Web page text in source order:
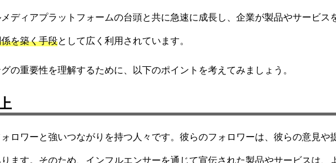
ディアプラットフォームの台頭と共に急速に成長し、企業が製品やサービス
を築く手段として広く利用されています。
の重要性を理解するために、以下のポイントを考えてみましょう。
ロワーと強いつながりを持つ人々です。彼らのフォロワーは、彼らの意見や
ます。そのため、インフルエンサーを通じて宣伝された製品やサービスは、